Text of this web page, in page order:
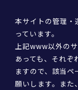
本サイトの管理・
っています。
上記www以外の
あっても、それぞ
ますので、該当
願いします。また